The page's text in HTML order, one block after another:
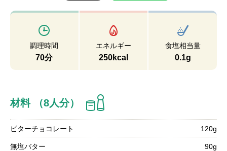
調理時間
70分
エネルギー
250kcal
食塩相当量
0.1g
材料 （8人分）
ビターチョコレート 120g
無塩バター 90g